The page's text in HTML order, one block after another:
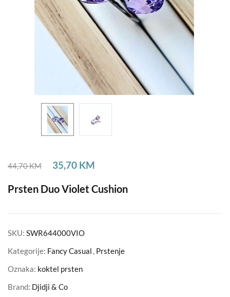
44,70KM 35,70 KM
Prsten Duo Violet Cushion
SKU: SWR644000VIO
Kategorije: Fancy Casual , Prstenje
Oznaka: koktel prsten
Brand: Djidji & Co
CREATE AN ACCOUNT